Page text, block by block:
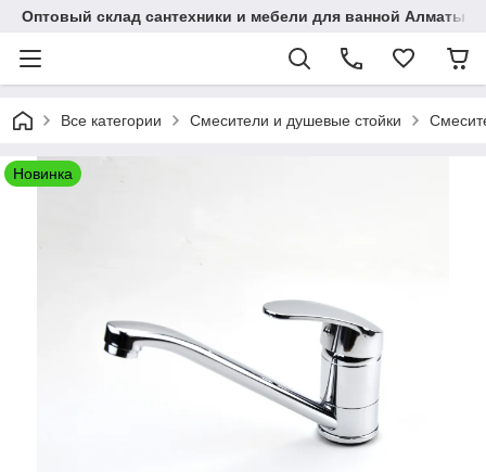
Оптовый склад сантехники и мебели для ванной Алматы •
Все категории Смесители и душевые стойки
Новинка